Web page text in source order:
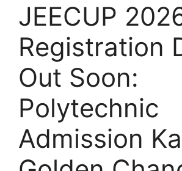
JEECUP
Registration
Out Soon:
Polytechnic
Admission Ka